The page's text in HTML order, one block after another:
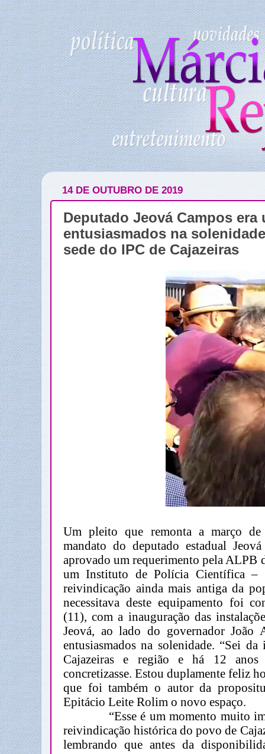
14 DE OUTUBRO DE 2019
Deputado Jeová Campos era
entusiasmados na
sede do IPC de Cajazeiras
Um pleito que remonta a março
mandato do deputado estadual
aprovado um requerimento pela ALPB
umInstituto de Polícia Científica –
reivindicação ainda mais antiga da
necessitava deste equipamento foi
(11), com a inauguração das
Jeová, ao lado do governador João
entusiasmados na solenidade. “Sei
Cajazeiras e região e há 12
concretizasse. Estou duplamente feliz
que foi também o autor da
Epitácio Leite Rolim o novo espaço.
“Esse é um momento muito
reivindicação histórica do povo de
lembrando que antes da